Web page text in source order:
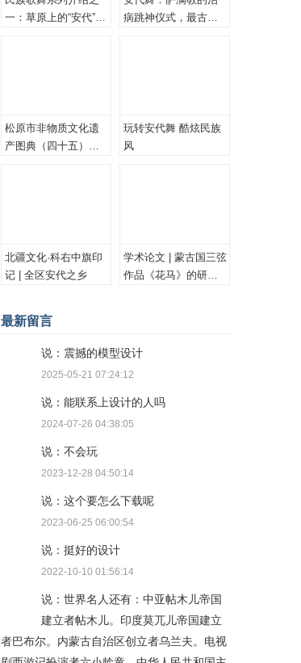
一：草原上的“安代”和
病跳神仪式，最古老
松原市非物质文化遗
产图典（四十五）蒙
玩转安代舞 酷炫民族
风
北疆文化·科右中旗印
记 | 全区安代之乡
学术论文 | 蒙古国三弦
作品《花马》的研究
最新留言
说：震撼的模型设计
2025-05-21 07:24:12
说：能联系上设计的人吗
2024-07-26 04:38:05
说：不会玩
2023-12-28 04:50:14
说：这个要怎么下载呢
2023-06-25 06:00:54
说：挺好的设计
2022-10-10 01:56:14
说：世界名人还有：中亚帖木儿帝国
建立者帖木儿。印度莫兀儿帝国建立
者巴布尔。内蒙古自治区创立者乌兰夫。电视